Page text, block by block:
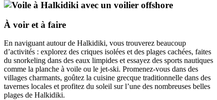
À voir et à faire
En naviguant autour de Halkidiki, vous trouverez beaucoup
d’activités : explorez des criques isolées et des plages cachées, faites
du snorkeling dans des eaux limpides et essayez des sports nautiques
comme la planche à voile ou le jet-ski. Promenez-vous dans des
villages charmants, goûtez la cuisine grecque traditionnelle dans des
tavernes locales et profitez du soleil sur l’une des nombreuses belles
plages de Halkidiki.